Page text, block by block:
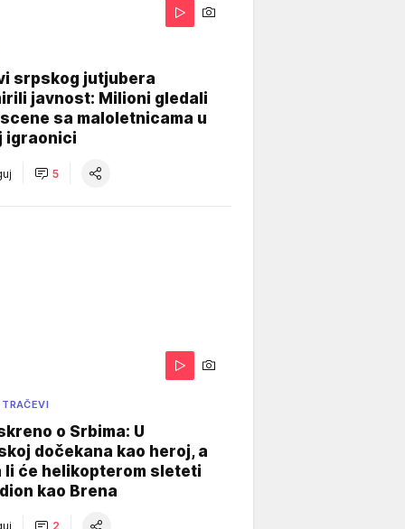
srpskog jutjubera
javnost: Milioni gledali
sa maloletnicama u
igraonici
5
o Srbima: U
dočekana kao heroj, a
li će helikopterom sleteti
kao Brena
2